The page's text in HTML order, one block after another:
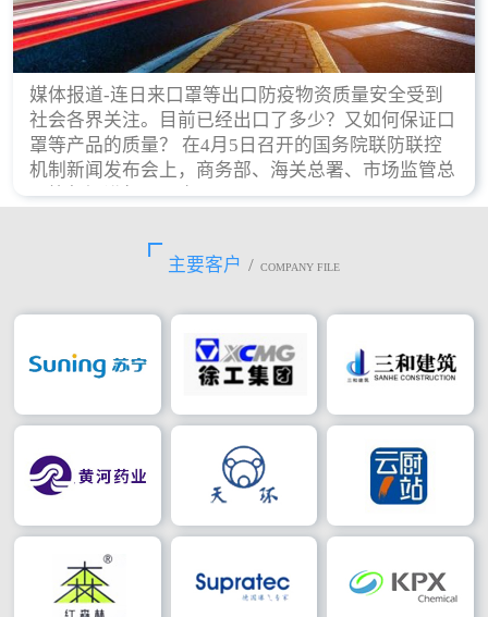
媒体报道-连日来口罩等出口防疫物资质量安全受到
社会各界关注。目前已经出口了多少？又如何保证口
罩等产品的质量？ 在4月5日召开的国务院联防联控
机制新闻发布会上，商务部、海关总署、市场监管总
局等部门进行了回应。
主要客户 / COMPANY FILE